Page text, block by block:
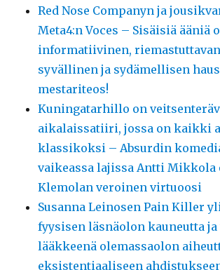
Red Nose Companyn ja
Meta4:n Voces – Sisäisiä ääniä
informatiivinen,
syvällinen ja sydämellisen
mestariteos!
Kuningatarhillo on
aikalaissatiiri, jossa on kaikki
klassikoksi – Absurdin
vaikeassa lajissa Antti Mikkola
Klemolan veroinen virtuoosi
Susanna Leinosen Pain Killer
fyysisen läsnäolon kauneutta
lääkkeenä olemassaolon
eksistentiaaliseen